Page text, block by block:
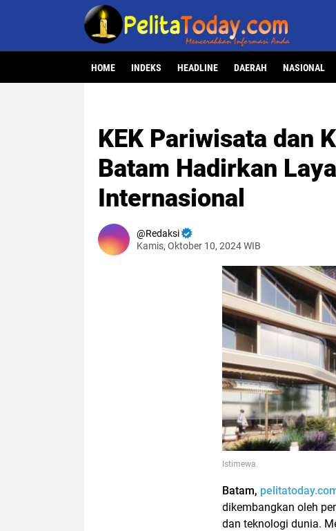
HOME INDEKS HEADLINE DAERAH NASIONAL
KEK Pariwisata dan
Batam Hadirkan
Internasional
Redaksi
Kamis, Oktober 10, 2024 WIB
Istimewa.
Batam,
dikembangkan oleh
dan teknologi dunia.